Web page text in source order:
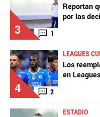
3 1
Reportan
por las
4 2
LEAGUES
Los
en
ESTADIO